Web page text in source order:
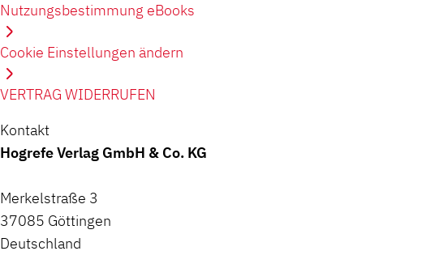
Nutzungsbestimmung eBooks
Cookie Einstellungen ändern
VERTRAG WIDERRUFEN
Kontakt
Hogrefe Verlag GmbH & Co. KG
Merkelstraße 3
37085 Göttingen
Deutschland